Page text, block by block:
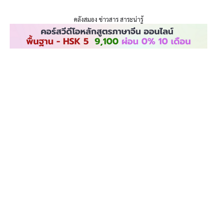
คลังสมอง ข่าวสาร สาระน่ารู้